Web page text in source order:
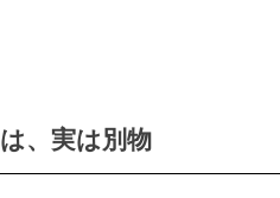
、実は別物